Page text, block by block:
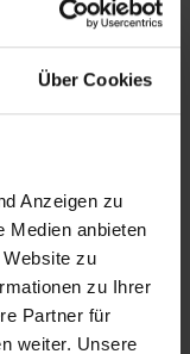
Über Cookies
Anzeigen zu
Medien anbieten
zu
zu Ihrer
Partner für
weiter. Unsere
aufgepresst,